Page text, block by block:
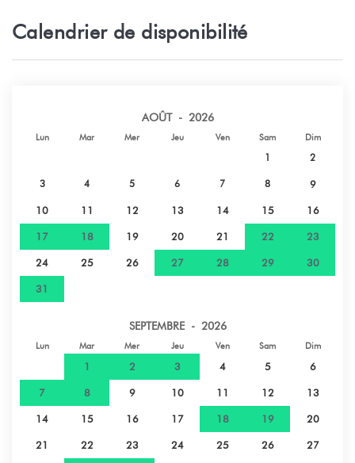
Calendrier de disponibilité
AOÛT - 2026
Lun Mar Mer Jeu Ven Sam Dim
1 2
3 4 5 6 7 8 9
10 11 12 13 14 15 16
17 18 19 20 21 22 23
24 25 26 27 28 29 30
31
SEPTEMBRE - 2026
Lun Mar Mer Jeu Ven Sam Dim
1 2 3 4 5 6
7 8 9 10 11 12 13
14 15 16 17 18 19 20
21 22 23 24 25 26 27